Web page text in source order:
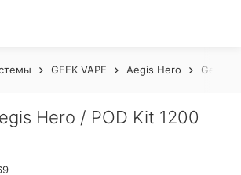
GEEK VAPE Aegis Hero
Hero / POD Kit 1200